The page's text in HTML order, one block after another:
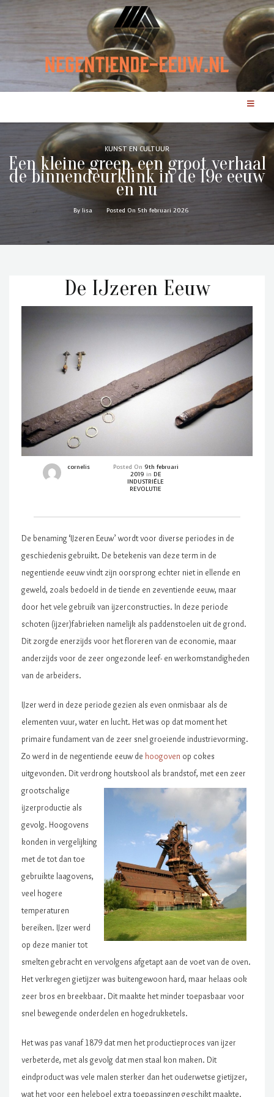
KUNST EN CULTUUR
Een kleine greep, een groot verhaal
de binnendeurklink in de 19e eeuw
en nu
By lisa Posted On 5th februari 2026
De IJzeren Eeuw
cornelis Posted On 9th februari
2019 in DE
INDUSTRIËLE
REVOLUTIE
De benaming ‘IJzeren Eeuw’ wordt voor diverse periodes in de
geschiedenis gebruikt. De betekenis van deze term in de
negentiende eeuw vindt zijn oorsprong echter niet in ellende en
geweld, zoals bedoeld in de tiende en zeventiende eeuw, maar
door het vele gebruik van ijzerconstructies. In deze periode
schoten (ijzer)fabrieken namelijk als paddenstoelen uit de grond.
Dit zorgde enerzijds voor het floreren van de economie, maar
anderzijds voor de zeer ongezonde leef- en werkomstandigheden
van de arbeiders.
IJzer werd in deze periode gezien als even onmisbaar als de
elementen vuur, water en lucht. Het was op dat moment het
primaire fundament van de zeer snel groeiende industrievorming.
Zo werd in de negentiende eeuw de hoogoven op cokes
uitgevonden. Dit verdrong houtskool als brandstof, met een zeer
grootschalige
ijzerproductie als
gevolg. Hoogovens
konden in vergelijking
met de tot dan toe
gebruikte laagovens,
veel hogere
temperaturen
bereiken. IJzer werd
op deze manier tot
smelten gebracht en vervolgens afgetapt aan de voet van de oven.
Het verkregen gietijzer was buitengewoon hard, maar helaas ook
zeer bros en breekbaar. Dit maakte het minder toepasbaar voor
snel bewegende onderdelen en hogedrukketels.
Het was pas vanaf 1879 dat men het productieproces van ijzer
verbeterde, met als gevolg dat men staal kon maken. Dit
eindproduct was vele malen sterker dan het ouderwetse gietijzer,
wat het voor een heleboel extra toepassingen geschikt maakte.